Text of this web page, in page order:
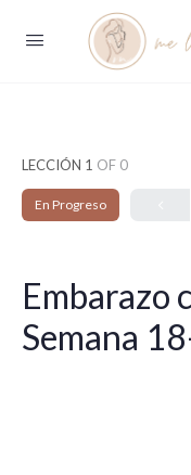
LECCIÓN 1 OF 0
En Progreso
Embarazo
Semana